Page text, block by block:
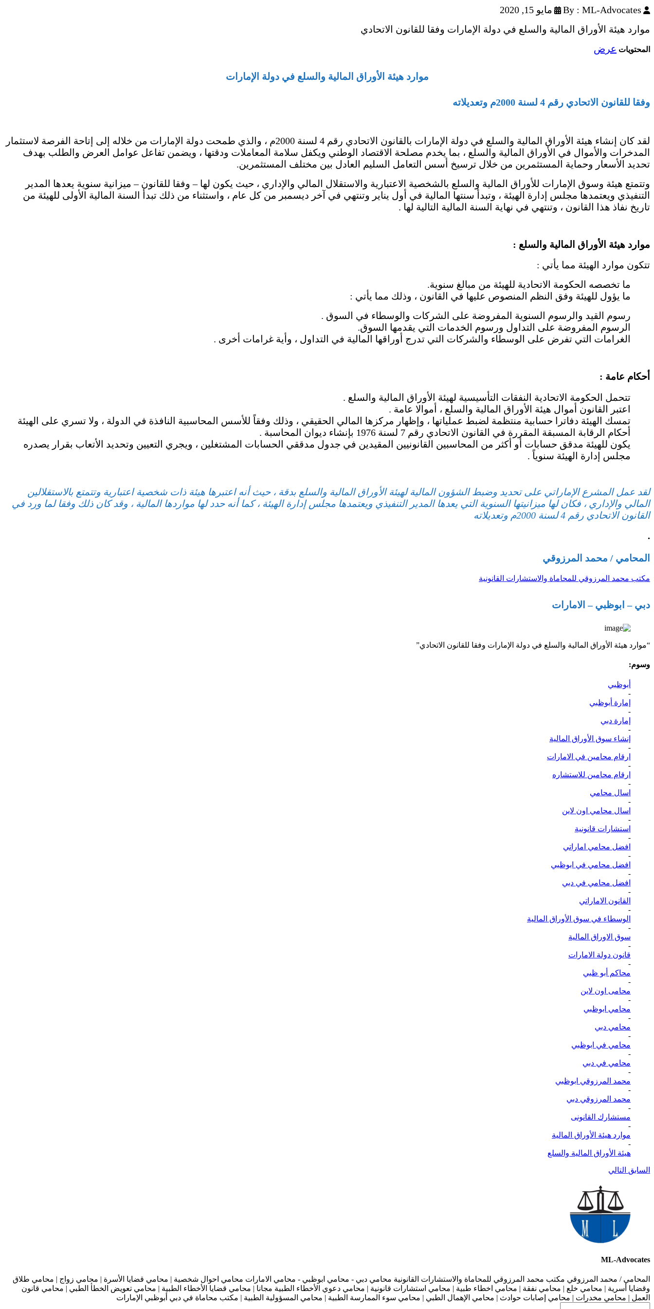
By : ML-Advocates
مايو 15, 2020
موارد هيئة الأوراق المالية والسلع في دولة الإمارات وفقا للقانون الاتحادي
المحتويات عرض
موارد هيئة الأوراق المالية والسلع في دولة الإمارات
وفقا للقانون الاتحادي رقم 4 لسنة 2000م وتعديلاته
لقد كان إنشاء هيئة الأوراق المالية والسلع في دولة الإمارات بالقانون الاتحادي رقم 4 لسنة 2000م ، والذي طمحت دولة الإمارات من خلاله إلى إتاحة الفرصة لاستثمار
المدخرات والأموال في الأوراق المالية والسلع ، بما يخدم مصلحة الاقتصاد الوطني ويكفل سلامة المعاملات ودقتها ، ويضمن تفاعل عوامل العرض والطلب بهدف
تحديد الأسعار وحماية المستثمرين من خلال ترسيخ أسس التعامل السليم العادل بين مختلف المستثمرين.
وتتمتع هيئة وسوق الإمارات للأوراق المالية والسلع بالشخصية الاعتبارية والاستقلال المالي والإداري ، حيث يكون لها – وفقا للقانون – ميزانية سنوية يعدها المدير
التنفيذي ويعتمدها مجلس إدارة الهيئة ، وتبدأ سنتها المالية في أول يناير وتنتهي في آخر ديسمبر من كل عام ، واستثناء من ذلك تبدأ السنة المالية الأولى للهيئة من
تاريخ نفاذ هذا القانون ، وتنتهي في نهاية السنة المالية التالية لها .
موارد هيئة الأوراق المالية والسلع :
تتكون موارد الهيئة مما يأتي :
ما تخصصه الحكومة الاتحادية للهيئة من مبالغ سنوية.
ما يؤول للهيئة وفق النظم المنصوص عليها في القانون ، وذلك مما يأتي :
رسوم القيد والرسوم السنوية المفروضة على الشركات والوسطاء في السوق .
الرسوم المفروضة على التداول ورسوم الخدمات التي يقدمها السوق.
الغرامات التي تفرض على الوسطاء والشركات التي تدرج أوراقها المالية في التداول ، وأية غرامات أخرى .
أحكام عامة :
تتحمل الحكومة الاتحادية النفقات التأسيسية لهيئة الأوراق المالية والسلع .
اعتبر القانون أموال هيئة الأوراق المالية والسلع ، أموالا عامة .
تمسك الهيئة دفاترا حسابية منتظمة لضبط عملياتها ، وإظهار مركزها المالي الحقيقي ، وذلك وفقاً للأسس المحاسبية النافذة في الدولة ، ولا تسري على الهيئة
أحكام الرقابة المسبقة المقررة في القانون الاتحادي رقم 7 لسنة 1976 بإنشاء ديوان المحاسبة .
يكون للهيئة مدقق حسابات أو أكثر من المحاسبين القانونيين المقيدين في جدول مدققي الحسابات المشتغلين ، ويجري التعيين وتحديد الأتعاب بقرار يصدره
مجلس إدارة الهيئة سنوياً .
لقد عمل المشرع الإماراتي على تحديد وضبط الشؤون المالية لهيئة الأوراق المالية والسلع بدقة ، حيث أنه اعتبرها هيئة ذات شخصية اعتبارية وتتمتع بالاستقلالين
المالي والإداري ، فكان لها ميزانيتها السنوية التي يعدها المدير التنفيذي ويعتمدها مجلس إدارة الهيئة ، كما أنه حدد لها مواردها المالية ، وقد كان ذلك وفقا لما ورد في
القانون الاتحادي رقم 4 لسنة 2000م وتعديلاته
.
المحامي / محمد المرزوقي
مكتب محمد المرزوقي للمحاماة والاستشارات القانونية
دبي – ابوظبي – الامارات
“موارد هيئة الأوراق المالية والسلع في دولة الإمارات وفقا للقانون الاتحادي”
وسوم:
أبوظبي
-
إمارة أبوظبي
-
إمارة دبي
-
إنشاء سوق الأوراق المالية
-
ارقام محامين في الامارات
-
ارقام محامين للاستشاره
-
اسال محامي
-
اسال محامي اون لاين
-
استشارات قانونية
-
افضل محامي اماراتي
-
افضل محامي في ابوظبي
-
افضل محامي في دبي
-
القانون الاماراتي
-
الوسطاء في سوق الأوراق المالية
-
سوق الاوراق المالية
-
قانون دولة الامارات
-
محاكم أبو ظبي
-
محامى اون لاين
-
محامي ابوظبي
-
محامي دبي
-
محامي في ابوظبي
-
محامي في دبي
-
محمد المرزوقي ابوظبي
-
محمد المرزوقي دبي
-
مستشارك القانونى
-
موارد هيئة الأوراق المالية
-
هيئة الأوراق المالية والسلع
السابق التالي
ML-Advocates
المحامي / محمد المرزوقي مكتب محمد المرزوقي للمحاماة والاستشارات القانونية محامي دبي - محامي ابوظبي - محامي الامارات محامي احوال شخصية | محامي قضايا الأسرة | محامي زواج | محامي طلاق
وقضايا أسرية | محامي خلع | محامي نفقة | محامي اخطاء طبية | محامي استشارات قانونية | محامي دعوي الأخطاء الطبية مجانا | محامي قضايا الأخطاء الطبية | محامي تعويض الخطأ الطبي | محامي قانون
العمل | محامي مخدرات | محامي إصابات حوادث | محامي الإهمال الطبي | محامي سوء الممارسة الطبية | محامي المسؤولية الطبية | مكتب محاماة في دبي أبوظبي الإمارات